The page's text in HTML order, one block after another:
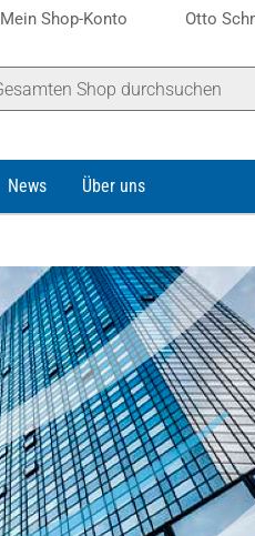
Mein Shop-Konto Otto
News Über uns